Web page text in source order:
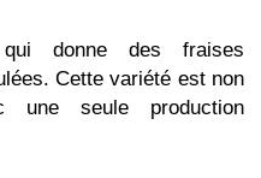
donne des fraises
Cette variété est non
une seule production